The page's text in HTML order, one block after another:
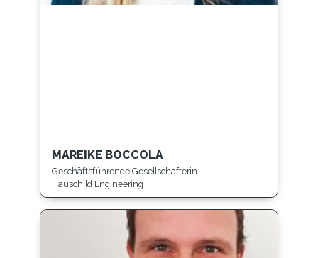
MAREIKE BOCCOLA
Geschäftsführende Gesellschafterin
Hauschild Engineering